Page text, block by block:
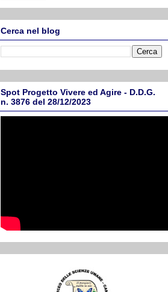
Cerca nel blog
Spot Progetto Vivere ed Agire - D.D.G.
n. 3876 del 28/12/2023